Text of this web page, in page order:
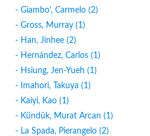
- Giambo', Carmelo (2)
- Gross, Murray (1)
- Han, Jinhee (2)
- Hernández, Carlos (1)
- Hsiung, Jen-Yueh (1)
- Imahori, Takuya (1)
- Kaiyi, Kao (1)
- Kündük, Murat Arcan (1)
- La Spada, Pierangelo (2)